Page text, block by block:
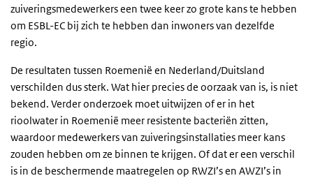
zuiveringsmedewerkers een twee keer zo grote kans te hebben
om ESBL-EC bij zich te hebben dan inwoners van dezelfde
regio.
De resultaten tussen Roemenië en Nederland/Duitsland
verschilden dus sterk. Wat hier precies de oorzaak van is, is niet
bekend. Verder onderzoek moet uitwijzen of er in het
rioolwater in Roemenië meer resistente bacteriën zitten,
waardoor medewerkers van zuiveringsinstallaties meer kans
zouden hebben om ze binnen te krijgen. Of dat er een verschil
is in de beschermende maatregelen op RWZI’s en AWZI’s in